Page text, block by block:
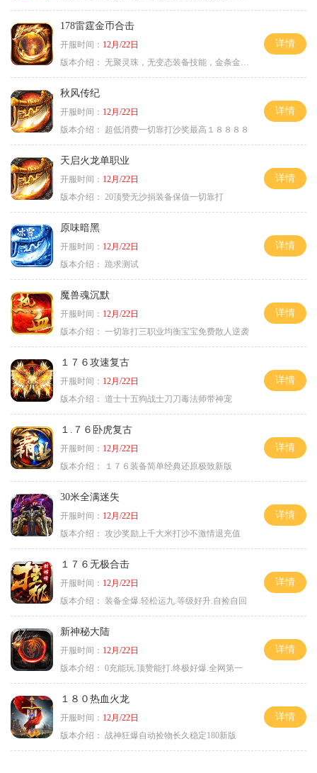
178雷霆金币合击
开服时间： 12月/22日
版本介绍： 无聚灵珠，无变态装备技能，金条金刚石保底
详情
秋风传纪
开服时间： 12月/22日
版本介绍：
超低消费一切靠打沙奖最高１８８８８
详情
天启火龙单职业
开服时间： 12月/22日
版本介绍：
20顶赞无沙捐装备保值一切靠打
详情
原味暗黑
开服时间： 12月/22日
版本介绍： 跪求测试
详情
魔兽魂沉默
开服时间： 12月/22日
版本介绍： 一切靠打三职业均衡宝宝免费散人逆袭
详情
１７６攻速复古
开服时间： 12月/22日
版本介绍： 道士十五狗战士刀刀毒法师带神宠
详情
１.７６卧虎复古
开服时间： 12月/22日
版本介绍：
１７６装备简单经典还原极致新版
详情
30米全满迷失
开服时间： 12月/22日
版本介绍： 攻沙奖励上千大米打沙不激情退充值
详情
１７６无极合击
开服时间： 12月/22日
版本介绍： 装备全爆.轻松运九.等级好升.自捡自回
详情
新神秘大陆
开服时间： 12月/22日
版本介绍： 0充能玩.顶赞能打.终极好爆.全网第一
详情
１８０热血火龙
开服时间： 12月/22日
版本介绍： 战神狂爆自动捡物长久稳定180新版
详情